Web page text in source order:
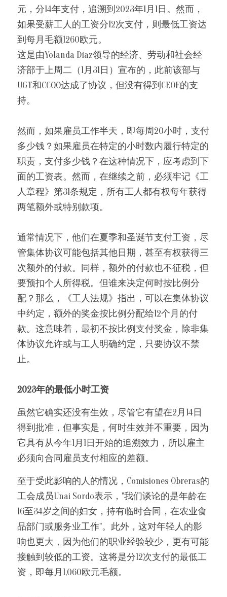
元，分14年支付，追溯到2023年1月1日。然而，
如果受薪工人的工资分12次支付，则最低工资达
到每月毛额1260欧元。
这是由Yolanda Díaz领导的经济、劳动和社会经
济部于上周二（1月31日）宣布的，此前该部与
UGT和CCOO达成了协议，但没有得到CEOE的支
持。
然而，如果雇员工作半天，即每周20小时，支付
多少钱？如果雇员在特定的小时数内履行特定的
职责，支付多少钱？在这种情况下，应考虑到下
面的工资表。然而，在继续之前，必须牢记《工
人章程》第31条规定，所有工人都有权每年获得
两笔额外或特别款项。
通常情况下，他们在夏季和圣诞节支付工资，尽
管集体协议可能包括其他日期，甚至有权获得三
次额外的付款。同样，额外的付款也不征税，但
要预扣个人所得税。但谁来决定何时按比例分
配？那么，《工人法规》指出，可以在集体协议
中约定，额外的奖金按比例分配给12个月的付
款。这意味着，最初不按比例支付奖金，除非集
体协议允许或与工人明确约定，只要协议不禁
止。
2023年的最低小时工资
虽然它确实还没有生效，尽管它有望在2月14日
得到批准，但事实是，何时生效并不重要，因为
它具有从今年1月1日开始的追溯效力，所以雇主
必须向合同雇员支付相应的差额。
至于受此影响的人的情况，Comisiones Obreras的
工会成员Unai Sordo表示，"我们谈论的是年龄在
16至34岁之间的妇女，持有临时合同，在农业食
品部门或服务业工作"。此外，这对年轻人的影
响也更大，因为他们的职业经验较少，更有可能
接触到较低的工资。这将是分12次支付的最低工
资，即每月1,060欧元毛额。